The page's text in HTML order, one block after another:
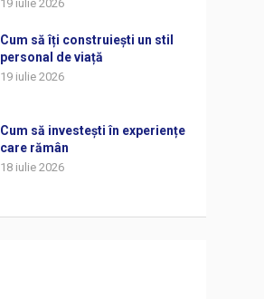
19 iulie 2026
Cum să îți construiești un stil
personal de viață
19 iulie 2026
Cum să investești în experiențe
care rămân
18 iulie 2026